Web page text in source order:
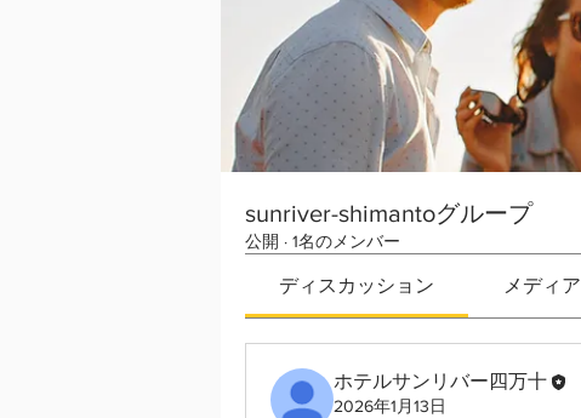
sunriver-shimantoグループ
公開 · 1名のメンバー
ディスカッション メディア
ホテルサンリバー四万十
2026年1月13日